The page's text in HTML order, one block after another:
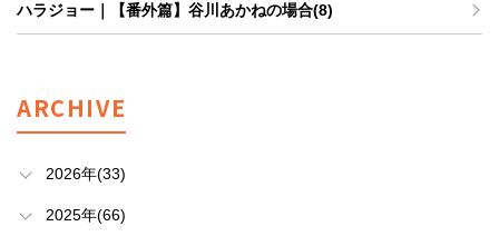
ハラジョー｜【番外篇】谷川あかねの場合(8)
ARCHIVE
2026年(33)
2025年(66)